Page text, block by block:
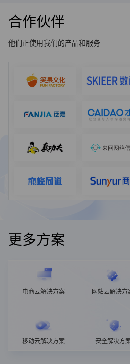
合作伙伴
他们正使用我们的产品和服务
更多方案
电商云解决方案 网站云解决方
移动云解决方案 安全解决方